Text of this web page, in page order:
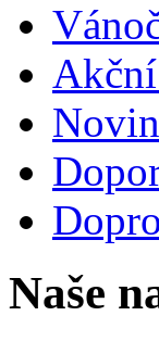
Naše